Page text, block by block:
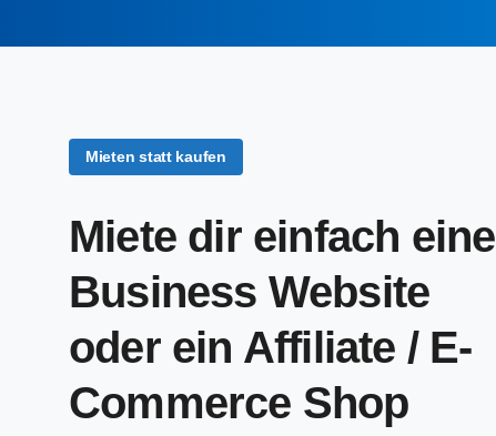
Mieten statt kaufen
Miete dir einfach eine
Business Website
oder ein Affiliate / E-
Commerce Shop